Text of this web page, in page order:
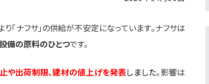
「ナフサ」の供給が不安定になっています。ナフサは
備の原料のひとつです。
止や出荷制限、建材の値上げを発表しました。影響は